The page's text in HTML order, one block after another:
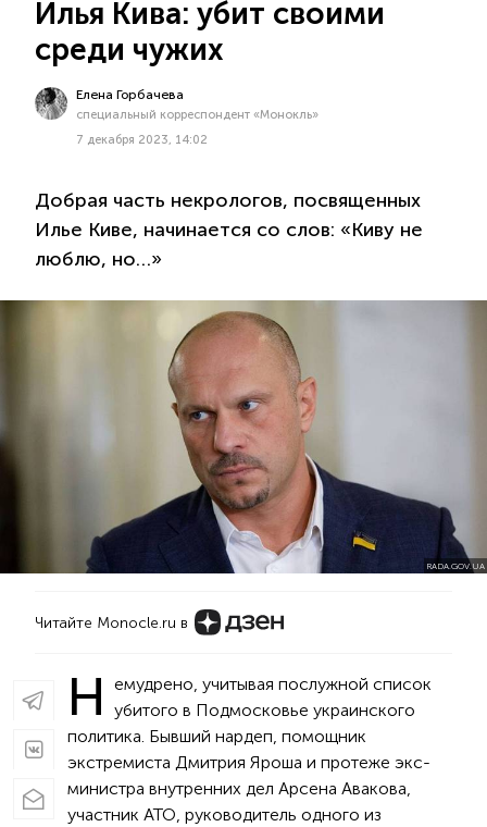
Илья Кива: убит своими
среди чужих
Елена Горбачева
специальный корреспондент «Монокль»
7 декабря 2023, 14:02
Добрая часть некрологов, посвященных
Илье Киве, начинается со слов: «Киву не
люблю, но…»
RADA.GOV.UA
Читайте Monocle.ru в
Н
емудрено, учитывая послужной список
убитого в Подмосковье украинского
политика. Бывший нардеп, помощник
экстремиста Дмитрия Яроша и протеже экс-
министра внутренних дел Арсена Авакова,
участник АТО, руководитель одного из